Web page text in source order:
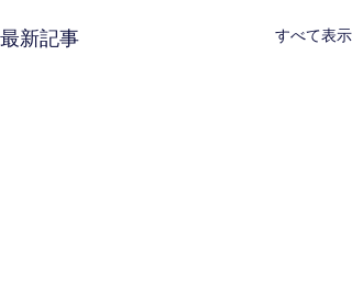
最新記事 すべて表示